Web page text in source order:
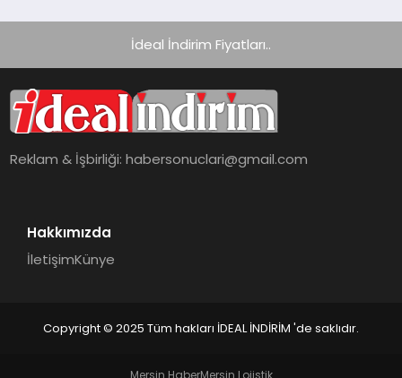
İdeal İndirim Fiyatları..
Reklam & İşbirliği:habersonuclari@gmail.com
Hakkımızda
İletişimKünye
Copyright © 2025 Tüm hakları İDEAL İNDİRİM 'de saklıdır.
Mersin HaberMersin Lojistik